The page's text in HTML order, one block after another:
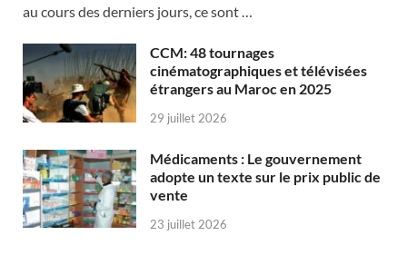
au cours des derniers jours, ce sont …
CCM: 48 tournages
cinématographiques et télévisées
étrangers au Maroc en 2025
29 juillet 2026
Médicaments : Le gouvernement
adopte un texte sur le prix public de
vente
23 juillet 2026